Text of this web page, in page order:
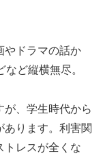
やドラマの話か
ど縦横無尽。
が、学生時代から
あります。利害関
トレスが全くな